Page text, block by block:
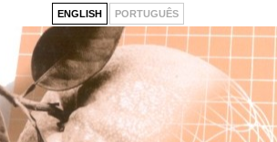
ENGLISH PORTUGUÊS